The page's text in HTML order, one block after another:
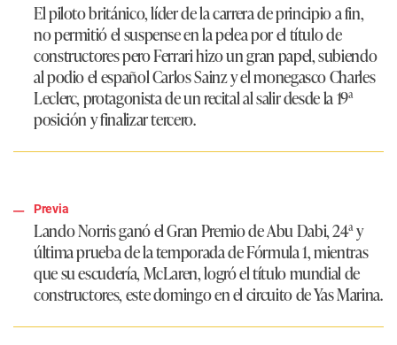
El piloto británico, líder de la carrera de principio a fin,
no permitió el suspense en la pelea por el título de
constructores pero Ferrari hizo un gran papel, subiendo
al podio el español Carlos Sainz y el monegasco Charles
Leclerc, protagonista de un recital al salir desde la 19ª
posición y finalizar tercero.
Previa
Lando Norris ganó el Gran Premio de Abu Dabi, 24ª y
última prueba de la temporada de Fórmula 1, mientras
que su escudería, McLaren, logró el título mundial de
constructores, este domingo en el circuito de Yas Marina.